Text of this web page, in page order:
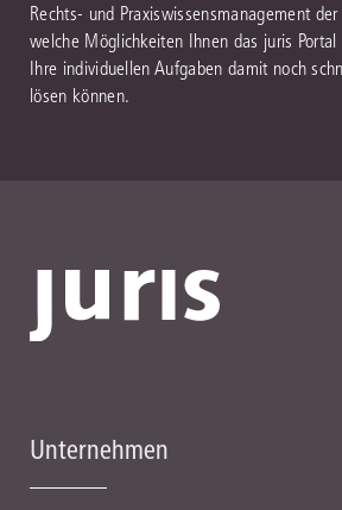
Rechts- und Praxiswissensmanagement
welche Möglichkeiten Ihnen das juris
Ihre individuellen Aufgaben damit noch
lösen können.
Unternehmen